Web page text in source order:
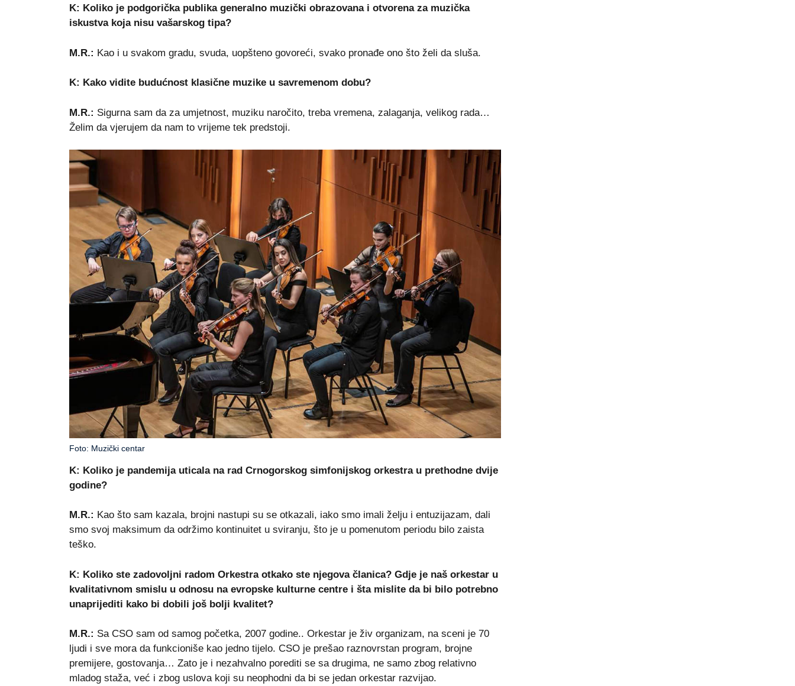
K: Koliko je podgorička publika generalno muzički obrazovana i otvorena za muzička
iskustva koja nisu vašarskog tipa?
M.R.: Kao i u svakom gradu, svuda, uopšteno govoreći, svako pronađe ono što želi da sluša.
K: Kako vidite budućnost klasične muzike u savremenom dobu?
M.R.: Sigurna sam da za umjetnost, muziku naročito, treba vremena, zalaganja, velikog rada…
Želim da vjerujem da nam to vrijeme tek predstoji.
Foto: Muzički centar
K: Koliko je pandemija uticala na rad Crnogorskog simfonijskog orkestra u prethodne dvije
godine?
M.R.: Kao što sam kazala, brojni nastupi su se otkazali, iako smo imali želju i entuzijazam, dali
smo svoj maksimum da održimo kontinuitet u sviranju, što je u pomenutom periodu bilo zaista
teško.
K: Koliko ste zadovoljni radom Orkestra otkako ste njegova članica? Gdje je naš orkestar u
kvalitativnom smislu u odnosu na evropske kulturne centre i šta mislite da bi bilo potrebno
unaprijediti kako bi dobili još bolji kvalitet?
M.R.: Sa CSO sam od samog početka, 2007 godine.. Orkestar je živ organizam, na sceni je 70
ljudi i sve mora da funkcioniše kao jedno tijelo. CSO je prešao raznovrstan program, brojne
premijere, gostovanja… Zato je i nezahvalno porediti se sa drugima, ne samo zbog relativno
mladog staža, već i zbog uslova koji su neophodni da bi se jedan orkestar razvijao.